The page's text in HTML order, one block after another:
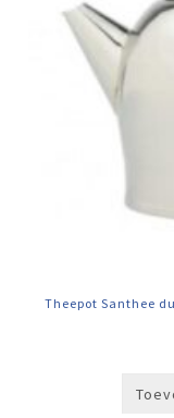
Theepot Santhee